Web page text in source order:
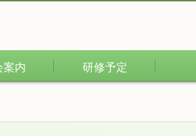
案内 研修予定